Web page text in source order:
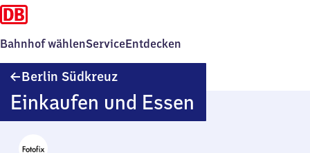
Bahnhof wählenServiceEntdecken
Berlin Südkreuz
Einkaufen und Essen